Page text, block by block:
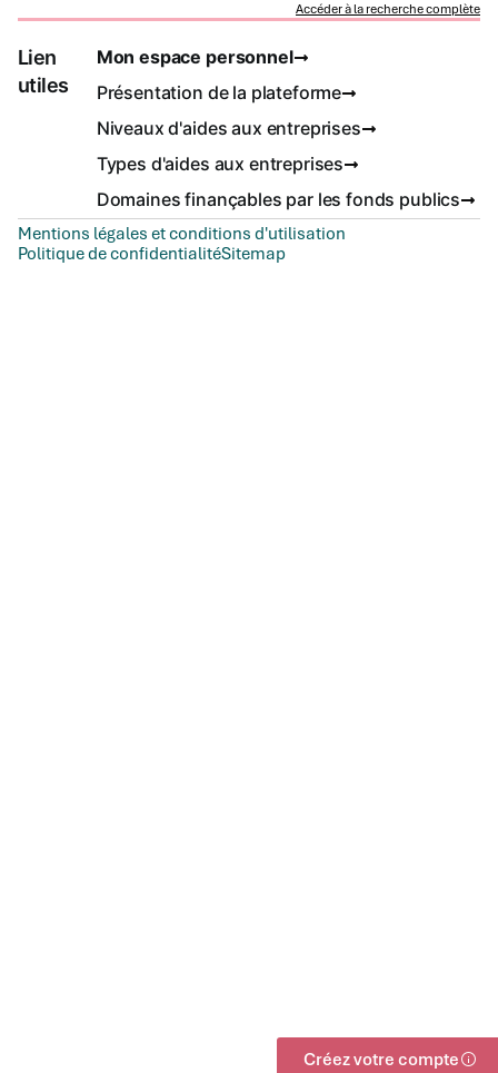
Accéder à la recherche complète
Lien
utiles
Mon espace personnel
Présentation de la plateforme
Niveaux d'aides aux entreprises
Types d'aides aux entreprises
Domaines finançables par les fonds publics
Mentions légales et conditions d'utilisation
Politique de confidentialitéSitemap
Créez votre compte